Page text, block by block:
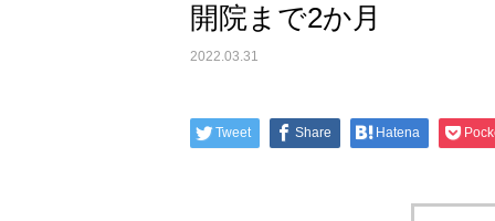
開院まで2か月
2022.03.31
Tweet Share Hatena